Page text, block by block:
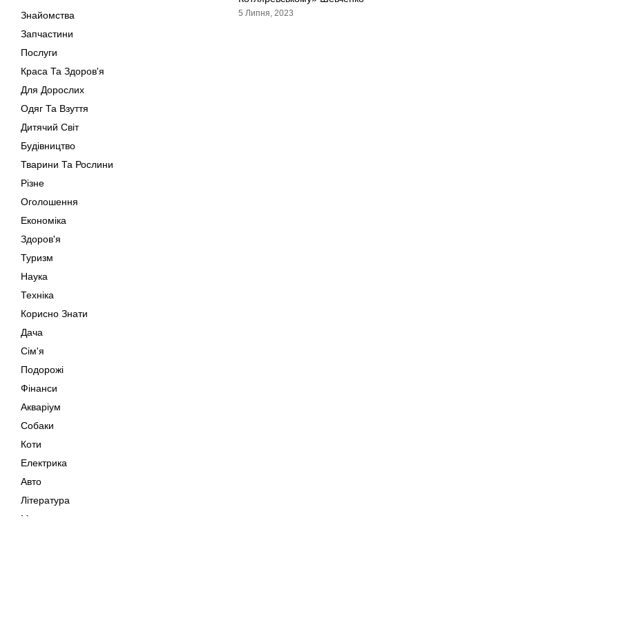
Знайомства
Запчастини
Послуги
Краса Та Здоров'я
Для Дорослих
Одяг Та Взуття
Дитячий Світ
Будівництво
Тварини Та Рослини
Різне
Оголошення
Економіка
Здоров'я
Туризм
Наука
Техніка
Корисно Знати
Дача
Сім'я
Подорожі
Фінанси
Акваріум
Собаки
Коти
Електрика
Авто
Література
Музика
5 Липня, 2023